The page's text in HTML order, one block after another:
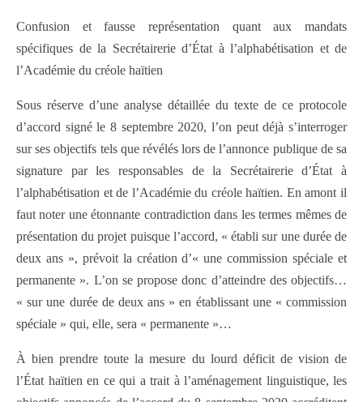
Confusion et fausse représentation quant aux mandats
spécifiques de la Secrétairerie d’État à l’alphabétisation et de
l’Académie du créole haïtien
Sous réserve d’une analyse détaillée du texte de ce protocole
d’accord signé le 8 septembre 2020, l’on peut déjà s’interroger
sur ses objectifs tels que révélés lors de l’annonce publique de sa
signature par les responsables de la Secrétairerie d’État à
l’alphabétisation et de l’Académie du créole haïtien. En amont il
faut noter une étonnante contradiction dans les termes mêmes de
présentation du projet puisque l’accord, « établi sur une durée de
deux ans », prévoit la création d’« une commission spéciale et
permanente ». L’on se propose donc d’atteindre des objectifs…
« sur une durée de deux ans » en établissant une « commission
spéciale » qui, elle, sera « permanente »…
À bien prendre toute la mesure du lourd déficit de vision de
l’État haïtien en ce qui a trait à l’aménagement linguistique, les